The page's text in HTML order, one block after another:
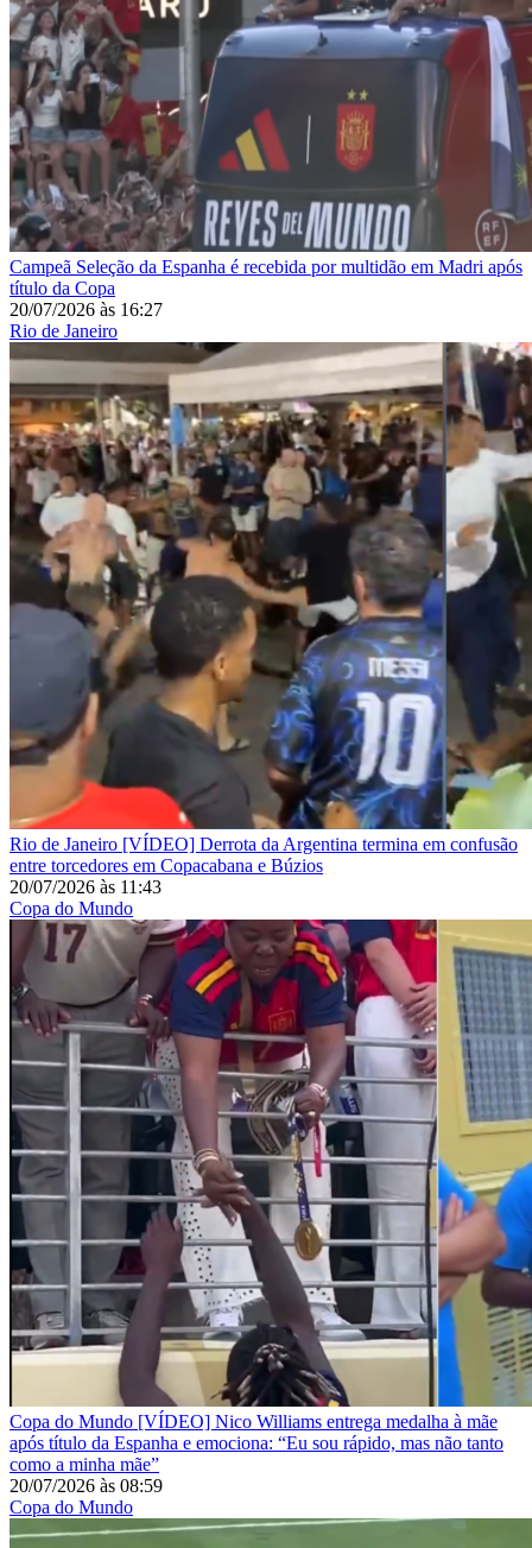
Campeã Seleção da Espanha é recebida por multidão em Madri após
título da Copa
20/07/2026 às 16:27
Rio de Janeiro
Rio de Janeiro [VÍDEO] Derrota da Argentina termina em confusão
entre torcedores em Copacabana e Búzios
20/07/2026 às 11:43
Copa do Mundo
Copa do Mundo [VÍDEO] Nico Williams entrega medalha à mãe
após título da Espanha e emociona: “Eu sou rápido, mas não tanto
como a minha mãe”
20/07/2026 às 08:59
Copa do Mundo